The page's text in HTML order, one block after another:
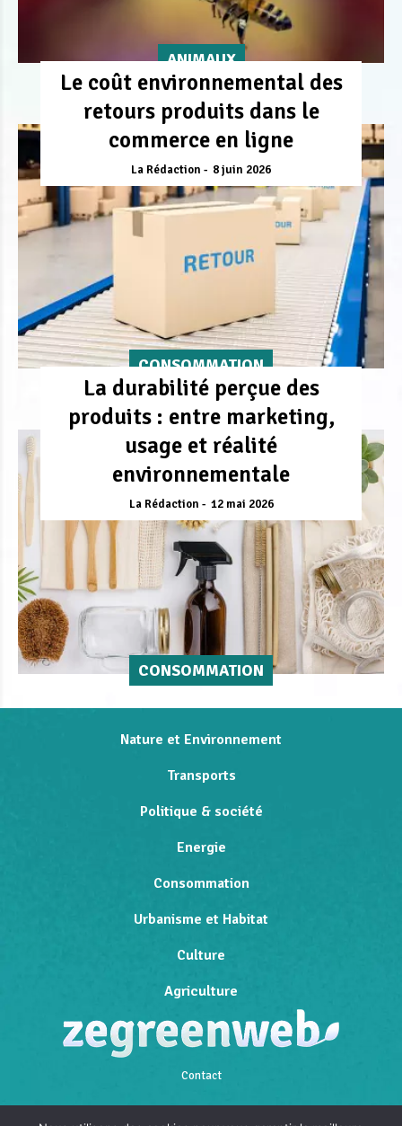
ANIMAUX
Le coût environnemental des
retours produits dans le
commerce en ligne
La Rédaction 8 juin 2026
CONSOMMATION
La durabilité perçue des
produits : entre marketing,
usage et réalité
environnementale
La Rédaction 12 mai 2026
CONSOMMATION
Nature et Environnement
Transports
Politique & société
Energie
Consommation
Urbanisme et Habitat
Culture
Agriculture
Contact